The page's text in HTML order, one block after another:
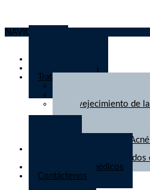
NAVIGATION
Quiénes somos
Tratamientos
Envejecimiento de
láser
Eliminación de
Tratamiento de
Tratamiento del
Artículos
Noticias para médicos
Contáctenos